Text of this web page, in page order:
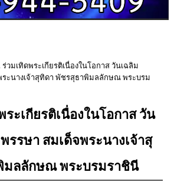
วมเทิดพระเกียรติเนื่องในโอกาส วันเฉลิม
ะนางเจ้าสุทิดา พัชรสุธาพิมลลักษณ พระบรม
ะเกียรติเนื่องในโอกาส วัน
รรษา สมเด็จพระนางเจ้าสุ
มลลักษณ พระบรมราชินี